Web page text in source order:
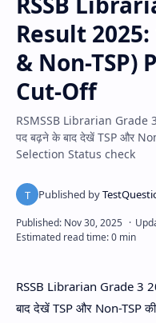
Result
& Non-TSP)
Cut-Off
RSMSSB Librarian Grade
पद बढ़ने के बाद देखें TSP और
Selection Status check
RSSB Librarian Grade 3
बाद देखें TSP और Non-TSP